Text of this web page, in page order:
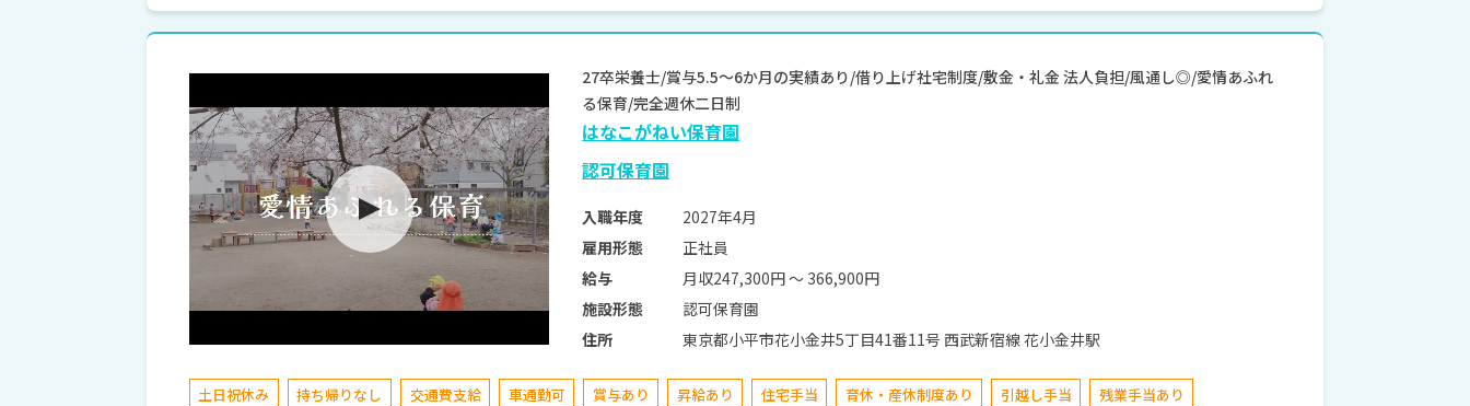
27卒栄養士/賞与5.5～6か月の実績あり/借り上げ社宅制度/敷金・礼金 法人負担/風通し◎/愛情あふれ
る保育/完全週休二日制
はなこがねい保育園
認可保育園
入職年度
2027年4月
雇用形態
正社員
給与
月収247,300円 〜 366,900円
施設形態
認可保育園
住所
東京都小平市花小金井5丁目41番11号​ 西武新宿線 花小金井駅
土日祝休み 持ち帰りなし 交通費支給 車通勤可 賞与あり 昇給あり 住宅手当 育休・産休制度あり 引越し手当
残業手当あり